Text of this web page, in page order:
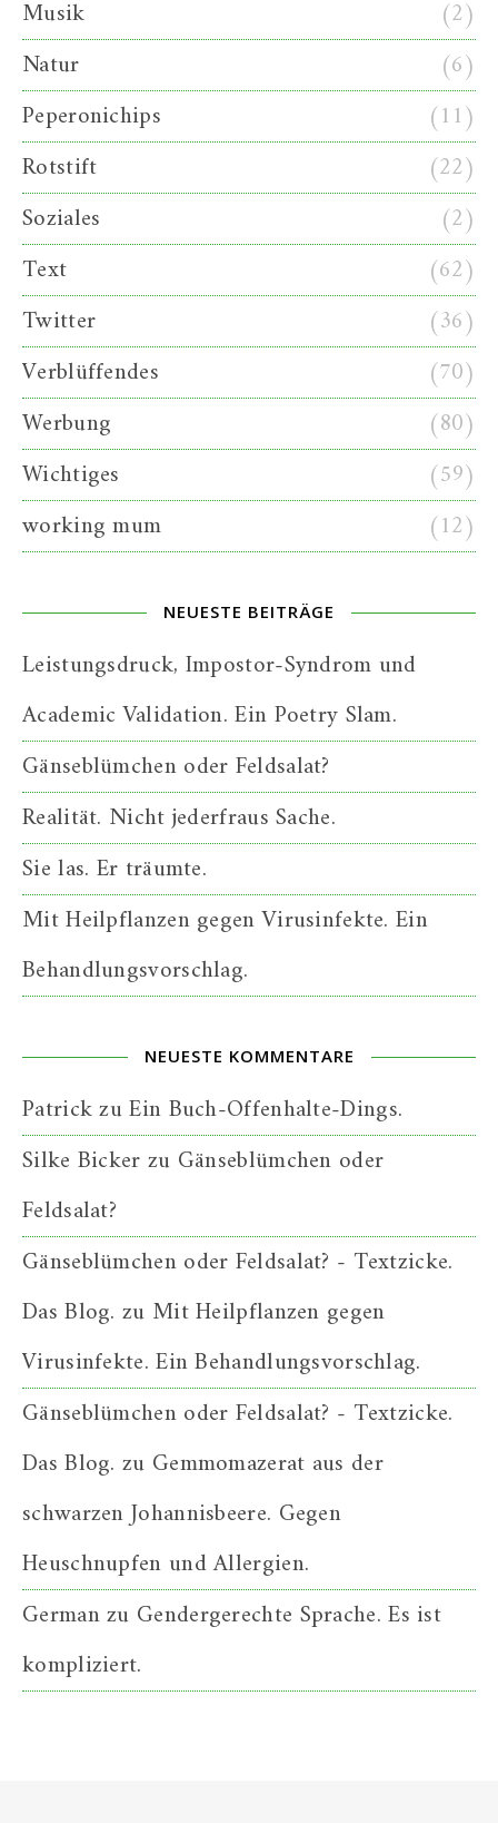
Musik
(2)
Natur
(6)
Peperonichips
(11)
Rotstift
(22)
Soziales
(2)
Text
(62)
Twitter
(36)
Verblüffendes
(70)
Werbung
(80)
Wichtiges
(59)
working mum
(12)
NEUESTE BEITRÄGE
Leistungsdruck, Impostor-Syndrom und
Academic Validation. Ein Poetry Slam.
Gänseblümchen oder Feldsalat?
Realität. Nicht jederfraus Sache.
Sie las. Er träumte.
Mit Heilpflanzen gegen Virusinfekte. Ein
Behandlungsvorschlag.
NEUESTE KOMMENTARE
PatrickzuEin Buch-Offenhalte-Dings.
Silke Bickerzu Gänseblümchen oder
Feldsalat?
Gänseblümchen oder Feldsalat? - Textzicke.
Das Blog. zu Mit Heilpflanzen gegen
Virusinfekte. Ein Behandlungsvorschlag.
Gänseblümchen oder Feldsalat? - Textzicke.
Das Blog. zu Gemmomazerat aus der
schwarzen Johannisbeere. Gegen
Heuschnupfen und Allergien.
Germanzu Gendergerechte Sprache. Es ist
kompliziert.